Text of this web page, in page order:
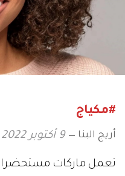
#مكياج
أريج البنا 9 أكتوبر 2022
تعمل ماركات